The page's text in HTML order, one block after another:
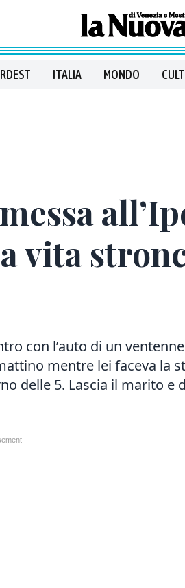
ITALIA MONDO
vita
con l’auto di un
mentre lei faceva la
delle 5. Lascia il marito e